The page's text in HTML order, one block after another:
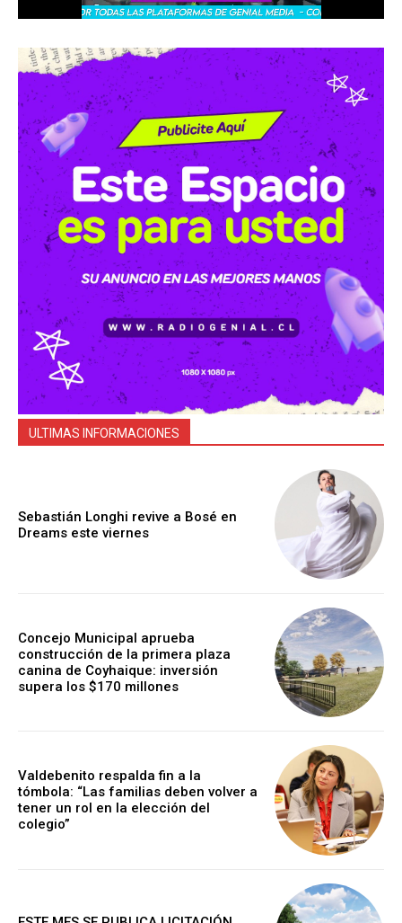
ULTIMAS INFORMACIONES
Sebastián Longhi revive a Bosé en
Dreams este viernes
Concejo Municipal aprueba
construcción de la primera plaza
canina de Coyhaique: inversión
supera los $170 millones
Valdebenito respalda fin a la
tómbola: “Las familias deben volver a
tener un rol en la elección del
colegio”